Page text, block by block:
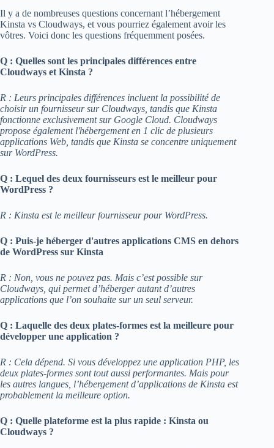
Il y a de nombreuses questions concernant l’hébergement
Kinsta vs Cloudways, et vous pourriez également avoir les
vôtres. Voici donc les questions fréquemment posées.
Q : Quelles sont les principales différences entre
Cloudways et Kinsta ?
R : Leurs principales différences incluent la possibilité de
choisir un fournisseur sur Cloudways, tandis que Kinsta
fonctionne exclusivement sur Google Cloud. Cloudways
propose également l'hébergement en 1 clic de plusieurs
applications Web, tandis que Kinsta se concentre uniquement
sur WordPress.
Q : Lequel des deux fournisseurs est le meilleur pour
WordPress ?
R : Kinsta est le meilleur fournisseur pour WordPress.
Q : Puis-je héberger d'autres applications CMS en dehors
de WordPress sur Kinsta
R : Non, vous ne pouvez pas. Mais c’est possible sur
Cloudways, qui permet d’héberger autant d’autres
applications que l’on souhaite sur un seul serveur.
Q : Laquelle des deux plates-formes est la meilleure pour
développer une application ?
R : Cela dépend. Si vous développez une application PHP, les
deux plates-formes sont tout aussi performantes. Mais pour
les autres langues, l’hébergement d’applications de Kinsta est
probablement la meilleure option.
Q : Quelle plateforme est la plus rapide : Kinsta ou
Cloudways ?